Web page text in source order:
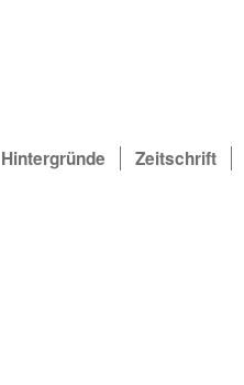
Hintergründe Zeitschrift